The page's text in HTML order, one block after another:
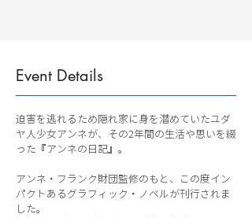
Event Details
迫害を逃れるため隠れ家に身を潜めていたユダ
ヤ人少女アンネが、その2年間の生活や思いを綴
った『アンネの日記』。
アンネ・フランク財団監修のもと、この度イン
パクトあるグラフィック・ノベルが刊行されま
した。